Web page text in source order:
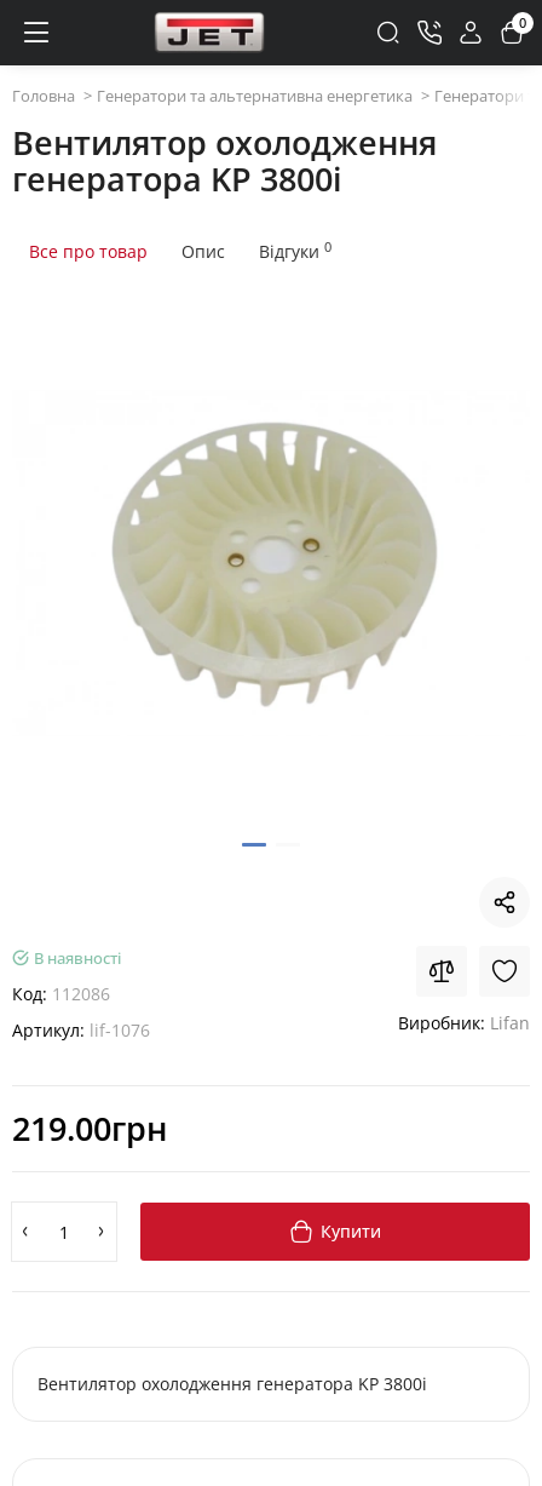
0
Головна Генератори та альтернативна енергетика Генератори
Вентилятор охолодження
генератора KP 3800i
Все про товар Опис Відгуки 0
В наявності
Код: 112086
Артикул: lif-1076 Виробник: Lifan
219.00грн
Купити
Вентилятор охолодження генератора KP 3800i